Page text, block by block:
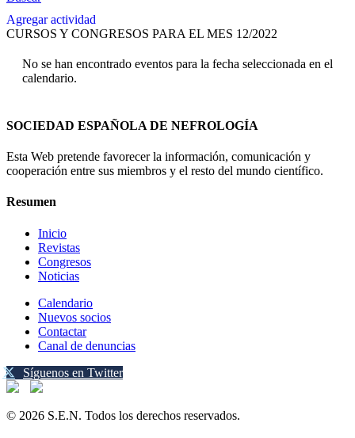
Agregar actividad
CURSOS Y CONGRESOS PARA EL MES 12/2022
No se han encontrado eventos para la fecha seleccionada en el
calendario.
SOCIEDAD ESPAÑOLA DE NEFROLOGÍA
Esta Web pretende favorecer la información, comunicación y
cooperación entre sus miembros y el resto del mundo científico.
Resumen
Inicio
Revistas
Congresos
Noticias
Calendario
Nuevos socios
Contactar
Canal de denuncias
Síguenos en Twitter
© 2026 S.E.N. Todos los derechos reservados.